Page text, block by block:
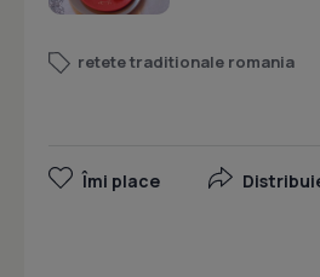
retete traditionale romania
Îmi place